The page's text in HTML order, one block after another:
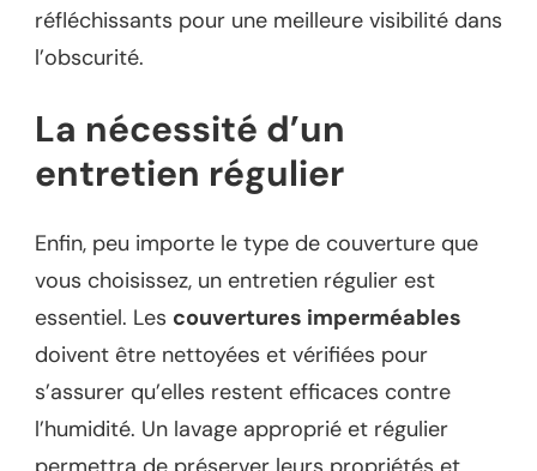
réfléchissants pour une meilleure visibilité dans
l’obscurité.
La nécessité d’un
entretien régulier
Enfin, peu importe le type de couverture que
vous choisissez, un entretien régulier est
essentiel. Les couvertures imperméables
doivent être nettoyées et vérifiées pour
s’assurer qu’elles restent efficaces contre
l’humidité. Un lavage approprié et régulier